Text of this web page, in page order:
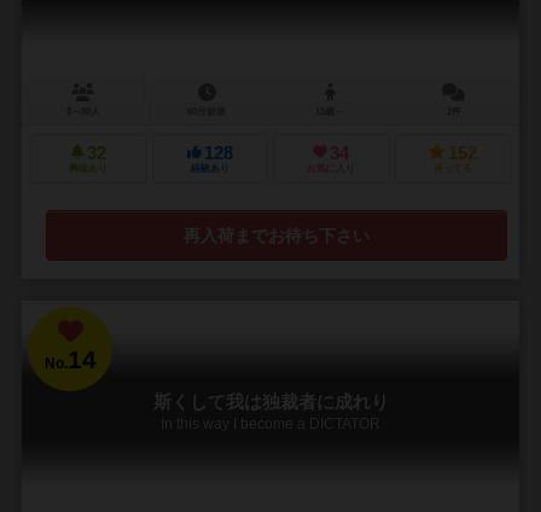
32
興味あり
128
経験あり
34
お気に入り
152
持ってる
再入荷までお待ち下さい
No.14
斯くして我は独裁者に成れり
In this way I become a DICTATOR